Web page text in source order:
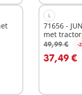
L
71656 -
met
vrien
49,99 € -
37,49 €